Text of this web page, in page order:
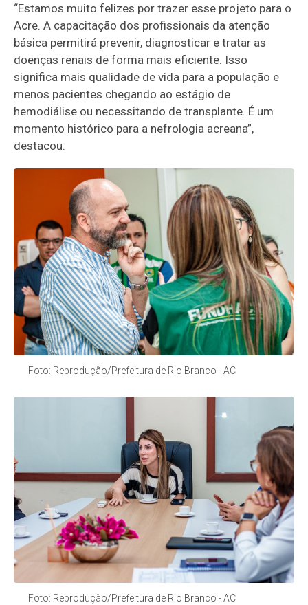
“Estamos muito felizes por trazer esse projeto para o
Acre. A capacitação dos profissionais da atenção
básica permitirá prevenir, diagnosticar e tratar as
doenças renais de forma mais eficiente. Isso
significa mais qualidade de vida para a população e
menos pacientes chegando ao estágio de
hemodiálise ou necessitando de transplante. É um
momento histórico para a nefrologia acreana”,
destacou.
Foto: Reprodução/Prefeitura de Rio Branco - AC
Foto: Reprodução/Prefeitura de Rio Branco - AC